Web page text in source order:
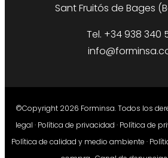
Sant Fruitós de Bages
Tel. +34 938 340
©Copyright 2026 Forminsa. Todos los
legal · Política de privacidad · Política de
Política de calidad y medio ambiente ·